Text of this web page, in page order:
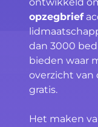
ontwikkeld
opzegbrief
dan 3000
bieden waar
overzicht van
gratis.
Het maken